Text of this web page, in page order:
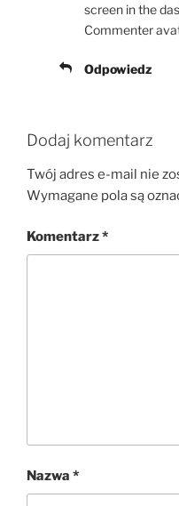
screen in the
Commenter
Odpowiedz
Dodaj komentarz
Twój adres e-mail nie
Wymagane pola są
Komentarz*
Nazwa *